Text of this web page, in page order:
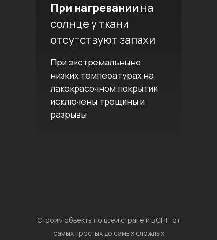
При нагревании на
солнце у ткани
отсутствуют запахи
При экстремальныно
низких температурах на
лакокрасочном покрытии
исключены трещины и
разрывы
Строим объекты по всей стране и в СНГ: от
самых простых до самых сложных